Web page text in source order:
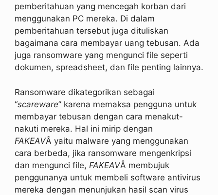
pemberitahuan yang mencegah korban dari
menggunakan PC mereka. Di dalam
pemberitahuan tersebut juga dituliskan
bagaimana cara membayar uang tebusan. Ada
juga ransomware yang mengunci file seperti
dokumen, spreadsheet, dan file penting lainnya.
Ransomware dikategorikan sebagai
“scareware” karena memaksa pengguna untuk
membayar tebusan dengan cara menakut-
nakuti mereka. Hal ini mirip dengan
FAKEAVÂ yaitu malware yang menggunakan
cara berbeda, jika ransomware mengenkripsi
dan mengunci file, FAKEAVÂ membujuk
penggunanya untuk membeli software antivirus
mereka dengan menunjukan hasil scan virus